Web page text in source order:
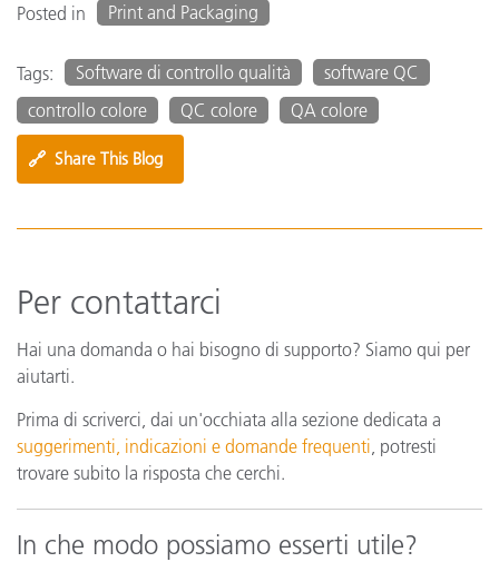
Posted in
Print and Packaging
Tags: Software di controllo qualità
software QC
controllo colore
QC colore QA colore
🔗 Share This Blog
Per contattarci
Hai una domanda o hai bisogno di supporto? Siamo qui per
aiutarti.
Prima di scriverci, dai un'occhiata alla sezione dedicata a
suggerimenti, indicazioni e domande frequenti, potresti
trovare subito la risposta che cerchi.
In che modo possiamo esserti utile?